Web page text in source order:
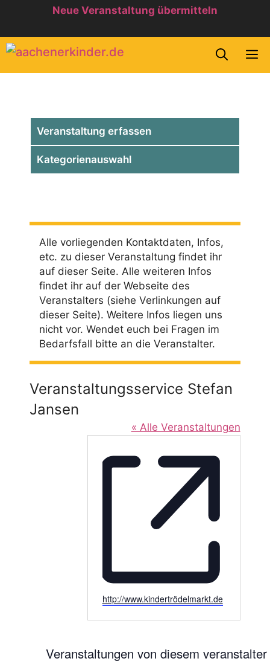
springen
Neue Veranstaltung übermitteln
Veranstaltung erfassen
Kategorienauswahl
Alle vorliegenden Kontaktdaten, Infos,
etc. zu dieser Veranstaltung findet ihr
auf dieser Seite. Alle weiteren Infos
findet ihr auf der Webseite des
Veranstalters (siehe Verlinkungen auf
dieser Seite). Weitere Infos liegen uns
nicht vor. Wendet euch bei Fragen im
Bedarfsfall bitte an die Veranstalter.
Veranstaltungsservice Stefan
Jansen
« Alle Veranstaltungen
W
b
e
http://www.kindertrödelmarkt.de
Veranstaltungen von diesem veranstalter